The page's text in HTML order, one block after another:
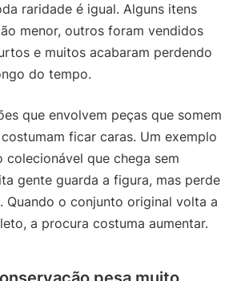
raridade é igual. Alguns itens
menor, outros foram vendidos
e muitos acabaram perdendo
do tempo.
que envolvem peças que somem
ficar caras. Um exemplo
colecionável que chega sem
gente guarda a figura, mas perde
Quando o conjunto original volta a
a procura costuma aumentar.